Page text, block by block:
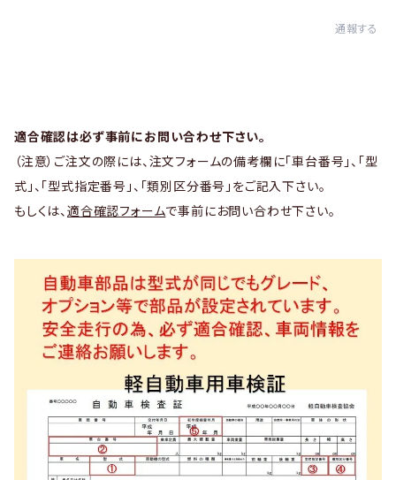
通報する
適合確認は必ず事前にお問い合わせ下さい。
（注意）ご注文の際には、注文フォームの備考欄に「車台番号」、「型
式」、「型式指定番号」、「類別区分番号」をご記入下さい。
もしくは、 適合確認フォームで事前にお問い合わせ下さい。